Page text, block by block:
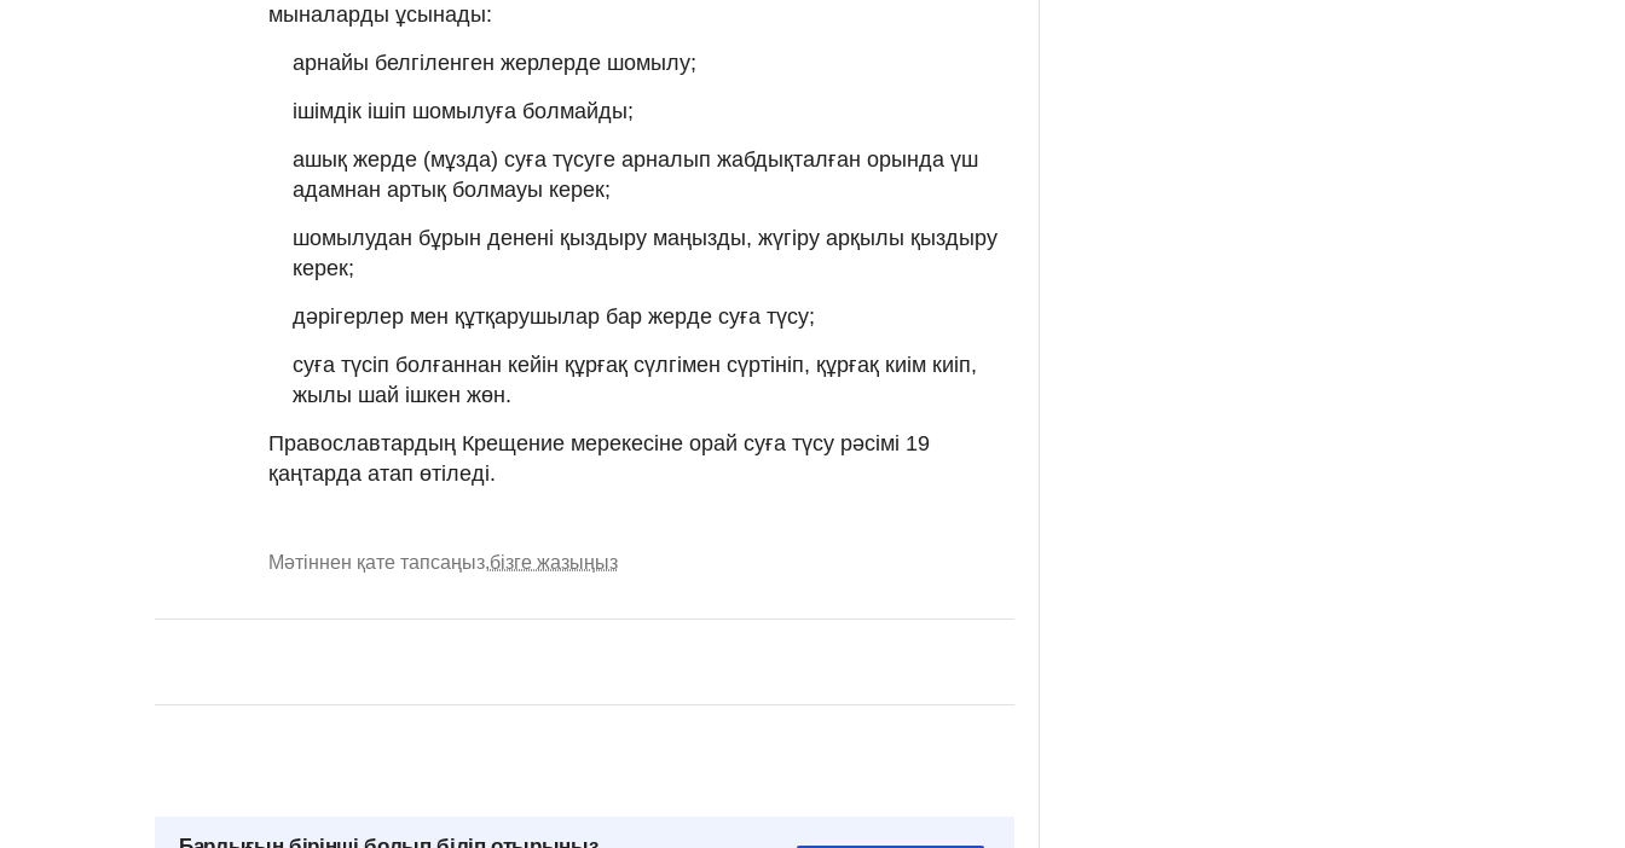
мыналарды ұсынады:
арнайы белгіленген жерлерде шомылу;
ішімдік ішіп шомылуға болмайды;
ашық жерде (мұзда) суға түсуге арналып жабдықталған орында үш
адамнан артық болмауы керек;
шомылудан бұрын денені қыздыру маңызды, жүгіру арқылы қыздыру
керек;
дәрігерлер мен құтқарушылар бар жерде суға түсу;
суға түсіп болғаннан кейін құрғақ сүлгімен сүртініп, құрғақ киім киіп,
жылы шай ішкен жөн.
Православтардың Крещение мерекесіне орай суға түсу рәсімі 19
қаңтарда атап өтіледі.
Мәтіннен қате тапсаңыз,бізге жазыңыз